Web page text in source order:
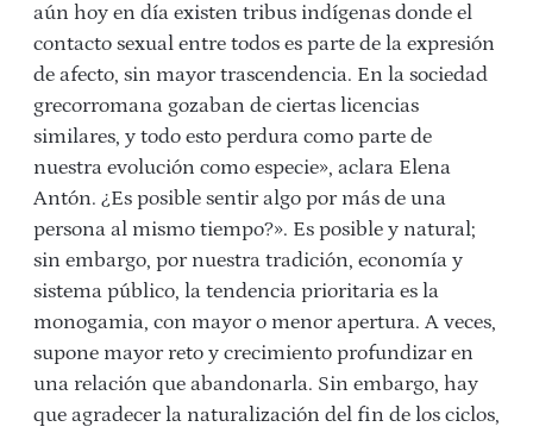
aún hoy en día existen tribus indígenas donde el
contacto sexual entre todos es parte de la expresión
de afecto, sin mayor trascendencia. En la sociedad
grecorromana gozaban de ciertas licencias
similares, y todo esto perdura como parte de
nuestra evolución como especie», aclara Elena
Antón. ¿Es posible sentir algo por más de una
persona al mismo tiempo?». Es posible y natural;
sin embargo, por nuestra tradición, economía y
sistema público, la tendencia prioritaria es la
monogamia, con mayor o menor apertura. A veces,
supone mayor reto y crecimiento profundizar en
una relación que abandonarla. Sin embargo, hay
que agradecer la naturalización del fin de los ciclos,